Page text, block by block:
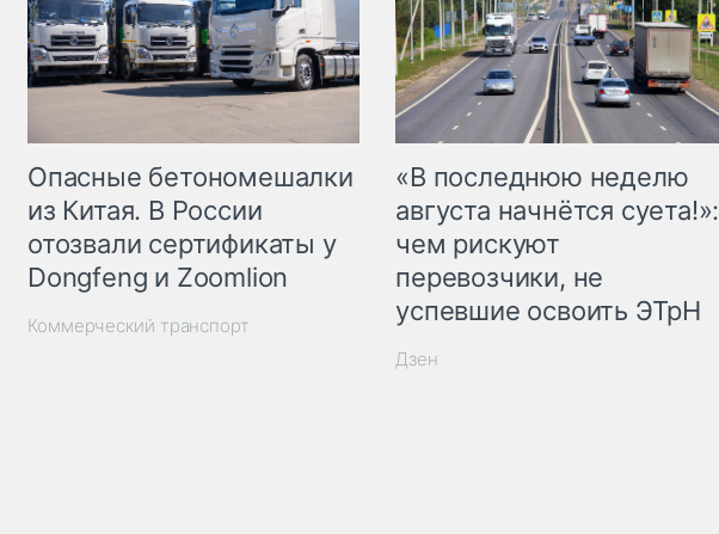
Опасные бетономешалки
из Китая. В России
отозвали сертификаты у
Dongfeng и Zoomlion
Коммерческий транспорт
«В последнюю неделю
августа начнётся суета!»:
чем рискуют
перевозчики, не
успевшие освоить ЭТрН
Дзен